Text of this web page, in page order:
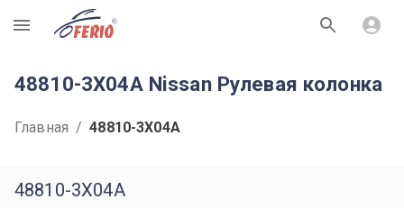
R
48810-3X04A Nissan Рулевая колонка
Главная / 48810-3X04A
48810-3X04A